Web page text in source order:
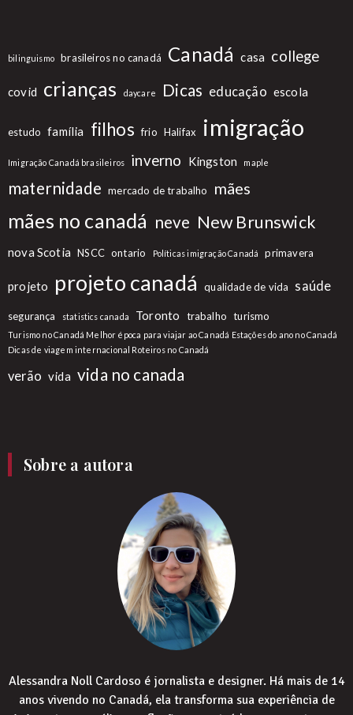
bilinguismo brasileiros no canadá Canadá casa college
covid crianças daycare Dicas educação escola
estudo família filhos frio Halifax imigração
Imigração Canadá brasileiros inverno Kingston maple
maternidade mercado de trabalho mães
mães no canadá neve New Brunswick
nova Scotia NSCC ontario Políticas imigração Canadá primavera
projeto projeto canadá qualidade de vida saúde
segurança statistics canada Toronto trabalho turismo
Turismo no Canadá Melhor época para viajar ao Canadá Estações do ano no Canadá
Dicas de viagem internacional Roteiros no Canadá
verão vida vida no canada
Sobre a autora
Alessandra Noll Cardoso é jornalista e designer. Há mais de 14
anos vivendo no Canadá, ela transforma sua experiência de